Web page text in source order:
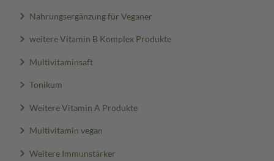
Nahrungsergänzung für Veganer
weitere Vitamin B Komplex Produkte
Multivitaminsaft
Tonikum
Weitere Vitamin A Produkte
Multivitamin vegan
Weitere Immunstärker